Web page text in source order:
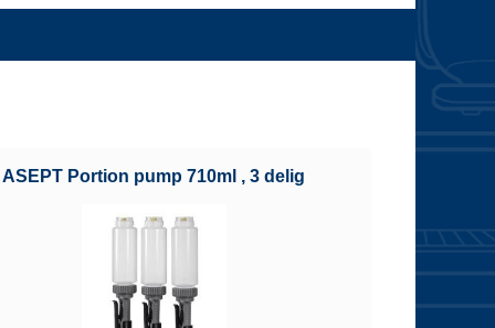
ASEPT Portion pump 710ml , 3 delig